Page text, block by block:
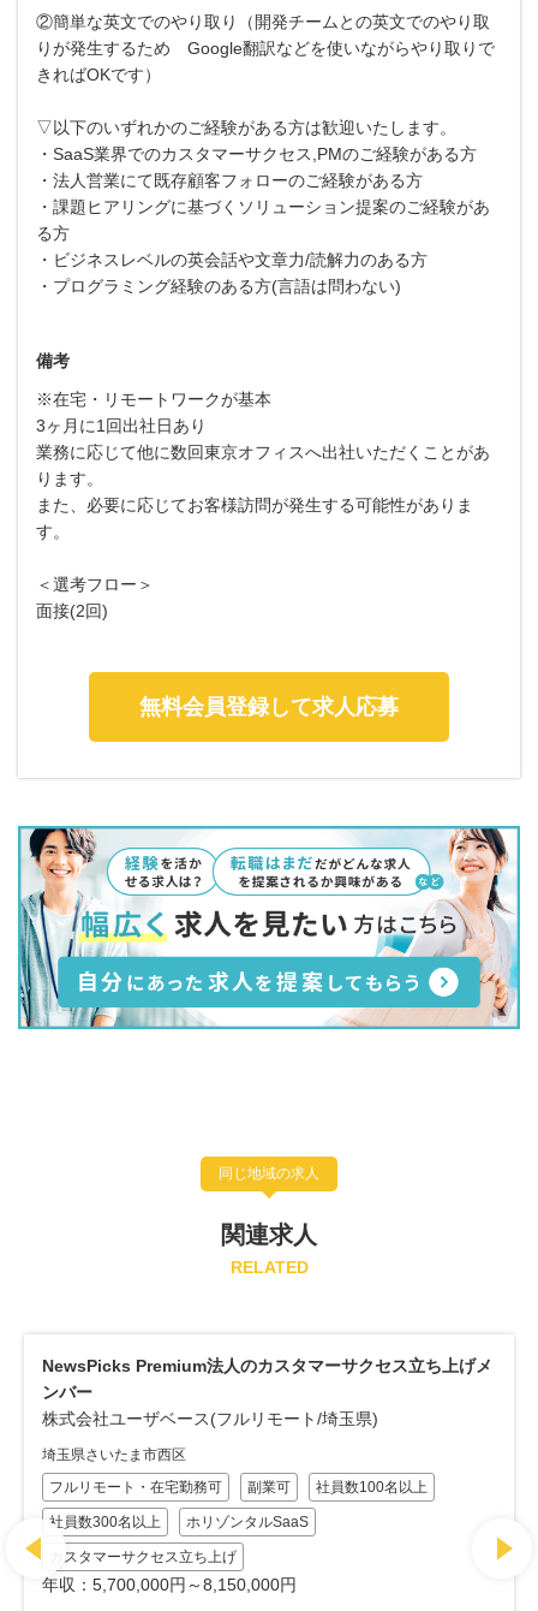
②簡単な英文でのやり取り（開発チームとの英文でのやり取
りが発生するため Google翻訳などを使いながらやり取りで
きればOKです）
▽以下のいずれかのご経験がある方は歓迎いたします。
・SaaS業界でのカスタマーサクセス,PMのご経験がある方
・法人営業にて既存顧客フォローのご経験がある方
・課題ヒアリングに基づくソリューション提案のご経験があ
る方
・ビジネスレベルの英会話や文章力/読解力のある方
・プログラミング経験のある方(言語は問わない)
備考
※在宅・リモートワークが基本
3ヶ月に1回出社日あり
業務に応じて他に数回東京オフィスへ出社いただくことがあ
ります。
また、必要に応じてお客様訪問が発生する可能性がありま
す。
＜選考フロー＞
面接(2回)
無料会員登録して求人応募
同じ地域の求人
関連求人
RELATED
NewsPicks Premium法人のカスタマーサクセス立ち上げメ
ンバー
株式会社ユーザベース(フルリモート/埼玉県)
埼玉県さいたま市西区
フルリモート・在宅勤務可
副業可 社員数100名以上
社員数300名以上 ホリゾンタルSaaS
カスタマーサクセス立ち上げ
年収：5,700,000円～8,150,000円